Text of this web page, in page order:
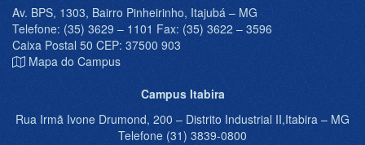
Av. BPS, 1303, Bairro Pinheirinho, Itajubá – MG
Telefone: (35) 3629 – 1101 Fax: (35) 3622 – 3596
Caixa Postal 50 CEP: 37500 903
Mapa do Campus
Campus Itabira
Rua Irmã Ivone Drumond, 200 – Distrito Industrial II,Itabira – MG
Telefone (31) 3839-0800